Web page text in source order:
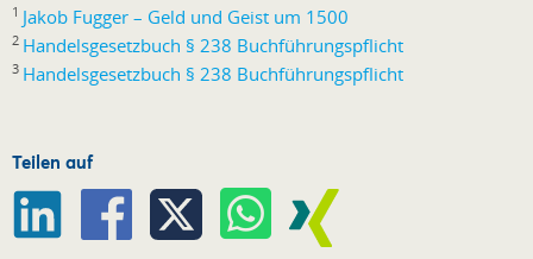
1 Jakob Fugger – Geld und Geist um 1500
2 Handelsgesetzbuch § 238 Buchführungspflicht
3 Handelsgesetzbuch § 238 Buchführungspflicht
Teilen auf